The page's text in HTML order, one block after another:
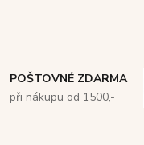
POŠTOVNÉ ZDARMA
při nákupu od 1500,-